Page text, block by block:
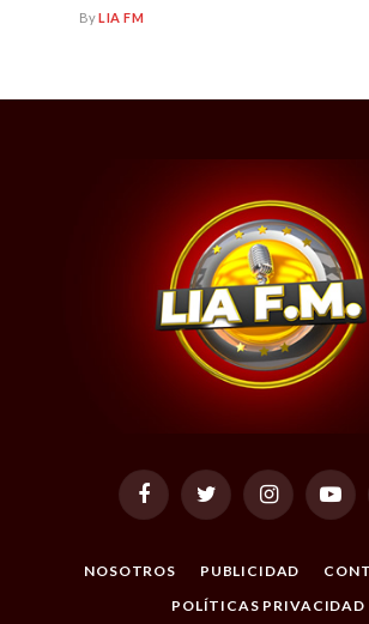
ByLIA FM
FacebookTwitter Instagram
NOSOTROS PUBLICIDAD
POLÍTICAS PRIVACIDAD